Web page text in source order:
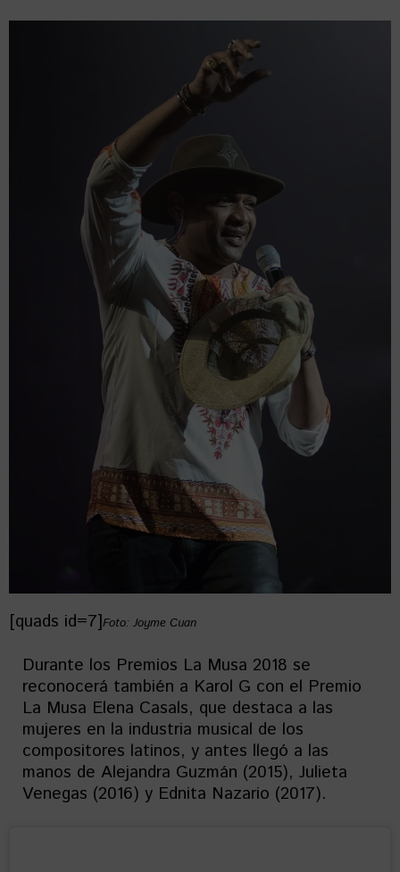
[quads id=7]Foto: Joyme Cuan
Durante los Premios La Musa 2018 se
reconocerá también a Karol G con el Premio
La Musa Elena Casals, que destaca a las
mujeres en la industria musical de los
compositores latinos, y antes llegó a las
manos de Alejandra Guzmán (2015), Julieta
Venegas (2016) y Ednita Nazario (2017).